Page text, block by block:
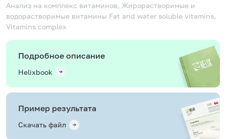
Анализ на комплекс витаминов, Жирорастворимые и
водорастворимые витамины Fat and water soluble vitamins,
Vitamins complex
Подробное описание
Helixbook
Пример результата
Скачать файл